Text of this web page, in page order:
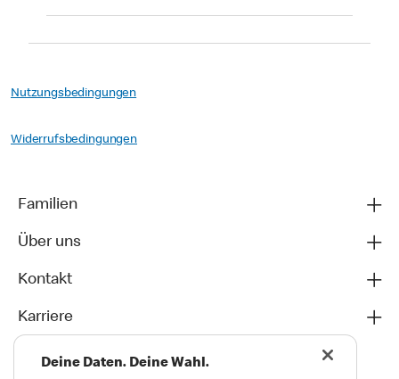
Nutzungsbedingungen
Widerrufsbedingungen
Familien
Über uns
Kontakt
Karriere
Deine Daten. Deine Wahl.